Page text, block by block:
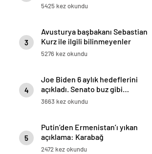
5425 kez okundu
3
Avusturya başbakanı Sebastian
Kurz ile ilgili bilinmeyenler
5276 kez okundu
4
Joe Biden 6 aylık hedeflerini
açıkladı. Senato buz gibi…
3663 kez okundu
5
Putin’den Ermenistan’ı yıkan
açıklama: Karabağ
Azerbaycan’ın ayrılmaz bir
2472 kez okundu